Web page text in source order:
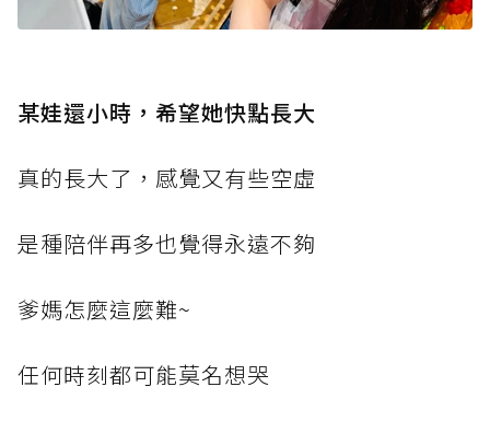
某娃還小時，希望她快點長大
真的長大了，感覺又有些空虛
是種陪伴再多也覺得永遠不夠
爹媽怎麼這麼難~
任何時刻都可能莫名想哭